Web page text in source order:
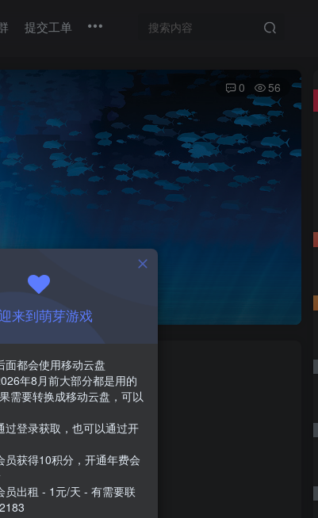
提交工单
0 56
来到萌芽游戏
面都会使用移动云盘
年8月前大部分都是用的
需要转换成移动云盘，可以
过登录获取，也可以通过开
员获得10积分，开通年费会
员出租 - 1元/天 - 有需要联